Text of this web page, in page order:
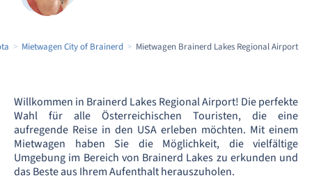
Mietwagen City of Brainerd Mietwagen Brainerd Lakes Regional Airport
Willkommen in Brainerd Lakes Regional Airport! Die perfekte
Wahl für alle Österreichischen Touristen, die eine
aufregende Reise in den USA erleben möchten. Mit einem
Mietwagen haben Sie die Möglichkeit, die vielfältige
Umgebung im Bereich von Brainerd Lakes zu erkunden und
das Beste aus Ihrem Aufenthalt herauszuholen.